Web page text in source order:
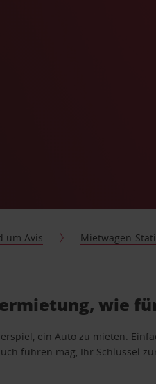
um Avis Mietwagen-
wie
ein Auto zu mieten.
führen mag, Ihr Schlüssel